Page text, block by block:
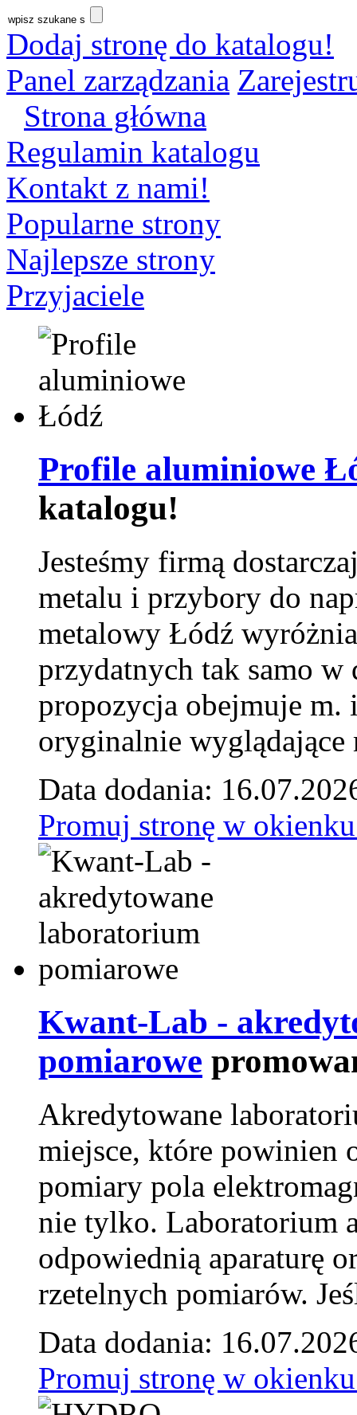
Dodaj stronę do katalogu!
Panel zarządzania
Strona główna
Regulamin katalogu
Kontakt z nami!
Popularne strony
Najlepsze strony
Przyjaciele
Profile aluminiowe
katalogu!
Jesteśmy firmą
metalu i przybory do
metalowy Łódź
przydatnych tak samo w
propozycja obejmuje m.
oryginalnie wyglądające
Data dodania:
Promuj stronę w
Kwant-Lab -
pomiarowe
Akredytowane
miejsce, które powinien
pomiary pola
nie tylko. Laboratorium
odpowiednią aparaturę
rzetelnych pomiarów.
Data dodania:
Promuj stronę w